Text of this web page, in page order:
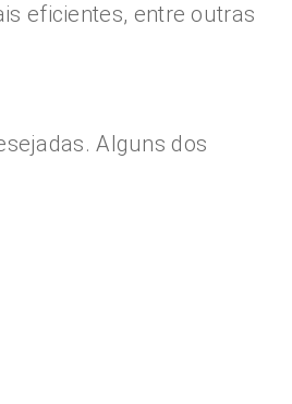
eficientes, entre outras
Alguns dos